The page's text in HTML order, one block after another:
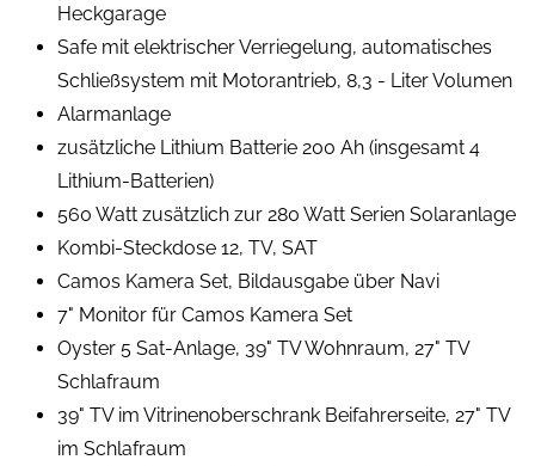
Heckgarage
Safe mit elektrischer Verriegelung, automatisches
Schließsystem mit Motorantrieb, 8,3 - Liter Volumen
Alarmanlage
zusätzliche Lithium Batterie 200 Ah (insgesamt 4
Lithium-Batterien)
560 Watt zusätzlich zur 280 Watt Serien Solaranlage
Kombi-Steckdose 12, TV, SAT
Camos Kamera Set, Bildausgabe über Navi
7" Monitor für Camos Kamera Set
Oyster 5 Sat-Anlage, 39" TV Wohnraum, 27" TV
Schlafraum
39" TV im Vitrinenoberschrank Beifahrerseite, 27" TV
im Schlafraum